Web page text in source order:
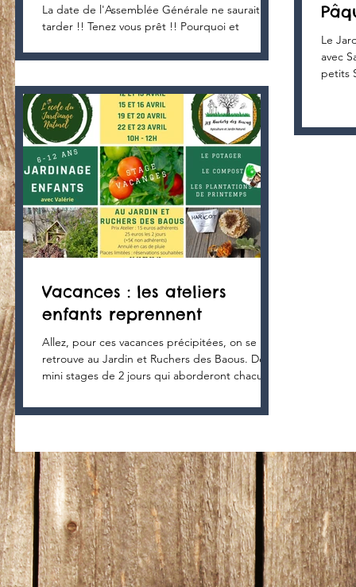
La date de l'Assemblée Générale ne saurait
tarder !! Tenez vous prêt !! Pourquoi et
Les...
Le
avec
petits
Vacances : les ateliers
enfants reprennent
Allez, pour ces vacances précipitées, on se
retrouve au Jardin et Ruchers des Baous. Des
mini stages de 2 jours qui aborderont chacun...